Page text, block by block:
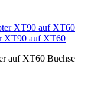
XT90 auf XT60
auf XT60 Buchse